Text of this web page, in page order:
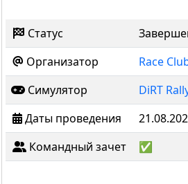
Статус
Организатор
Race
Симулятор
DiRT
Даты проведения
Командный зачет
✅